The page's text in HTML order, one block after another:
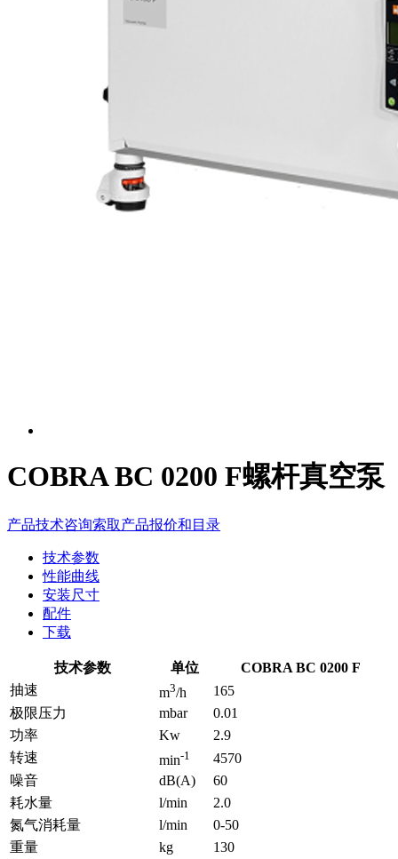
COBRA BC 0200 F螺杆真空泵
产品技术咨询索取产品报价和目录
技术参数
性能曲线
安装尺寸
配件
下载
技术参数 单位
COBRA BC 0200 F
抽速
m3/h
165
极限压力
mbar
0.01
功率
Kw
2.9
转速
min-1
4570
噪音
dB(A)
60
耗水量
l/min
2.0
氮气消耗量
l/min
0-50
重量
kg
130